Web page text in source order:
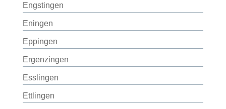
Engstingen
Eningen
Eppingen
Ergenzingen
Esslingen
Ettlingen